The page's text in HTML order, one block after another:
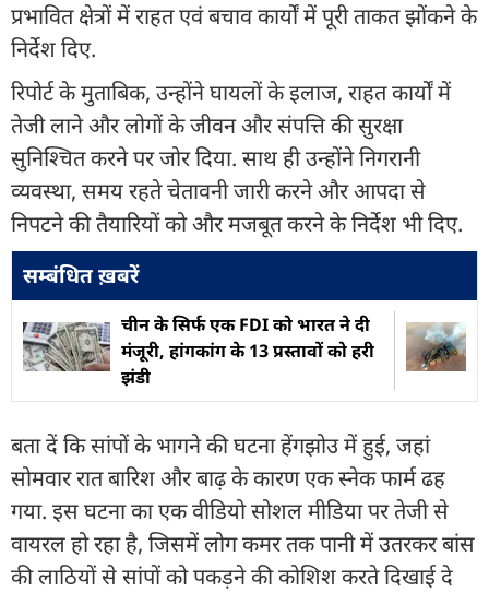
प्रभावित क्षेत्रों में राहत एवं बचाव कार्यों में पूरी ताकत झोंकने के
निर्देश दिए.
रिपोर्ट के मुताबिक, उन्होंने घायलों के इलाज, राहत कार्यों में
तेजी लाने और लोगों के जीवन और संपत्ति की सुरक्षा
सुनिश्चित करने पर जोर दिया. साथ ही उन्होंने निगरानी
व्यवस्था, समय रहते चेतावनी जारी करने और आपदा से
निपटने की तैयारियों को और मजबूत करने के निर्देश भी दिए.
सम्बंधित ख़बरें
चीन के सिर्फ एक FDI को भारत ने दी
मंजूरी, हांगकांग के 13 प्रस्तावों को हरी
झंडी
बता दें कि सांपों के भागने की घटना हेंगझोउ में हुई, जहां
सोमवार रात बारिश और बाढ़ के कारण एक स्नेक फार्म ढह
गया. इस घटना का एक वीडियो सोशल मीडिया पर तेजी से
वायरल हो रहा है, जिसमें लोग कमर तक पानी में उतरकर बांस
की लाठियों से सांपों को पकड़ने की कोशिश करते दिखाई दे